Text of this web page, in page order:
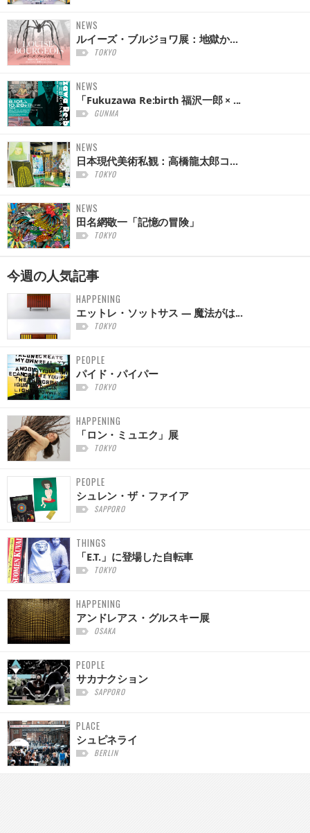
NEWS
ルイーズ・ブルジョワ展：地獄か...
TOKYO
NEWS
「Fukuzawa Re:birth 福沢一郎 × ...
GUNMA
NEWS
日本現代美術私観：高橋龍太郎コ...
TOKYO
NEWS
田名網敬一「記憶の冒険」
TOKYO
今週の人気記事
HAPPENING
エットレ・ソットサス — 魔法がは...
TOKYO
PEOPLE
パイド・パイパー
TOKYO
HAPPENING
「ロン・ミュエク」展
TOKYO
PEOPLE
シュレン・ザ・ファイア
SAPPORO
THINGS
「E.T.」に登場した自転車
TOKYO
HAPPENING
アンドレアス・グルスキー展
OSAKA
PEOPLE
サカナクション
SAPPORO
PLACE
シュピネライ
BERLIN